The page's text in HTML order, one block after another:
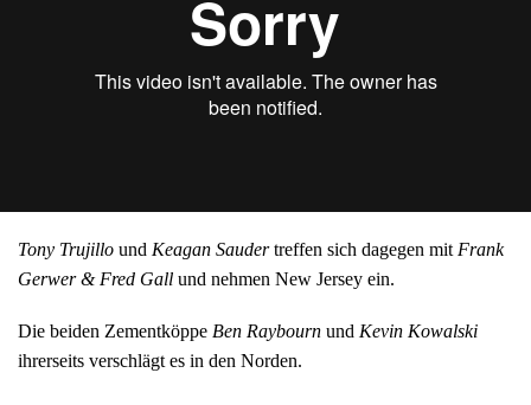
Tony Trujillo und Keagan Saudertreffen sich dagegen mit Frank
Gerwer & Fred Gall und nehmen New Jersey ein.
Die beiden Zementköppe Ben Raybourn und Kevin Kowalski
ihrerseits verschlägt es in den Norden.